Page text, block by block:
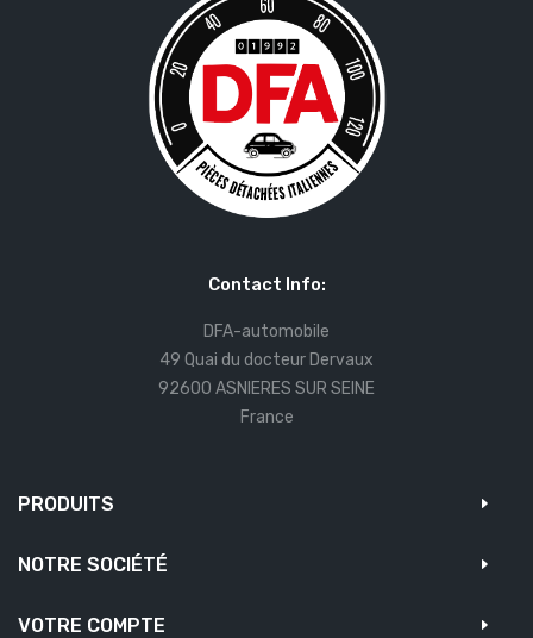
Contact Info:
DFA-automobile
49 Quai du docteur Dervaux
92600 ASNIERES SUR SEINE
France
PRODUITS
NOTRE SOCIÉTÉ
VOTRE COMPTE